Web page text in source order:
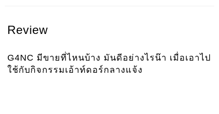
Review
G4NC มีขายที่ไหนบ้าง มันดีอย่างไรน๊า เมื่อเอาไป
ใช้กับกิจกรรมเอ้าท์ดอร์กลางแจ้ง